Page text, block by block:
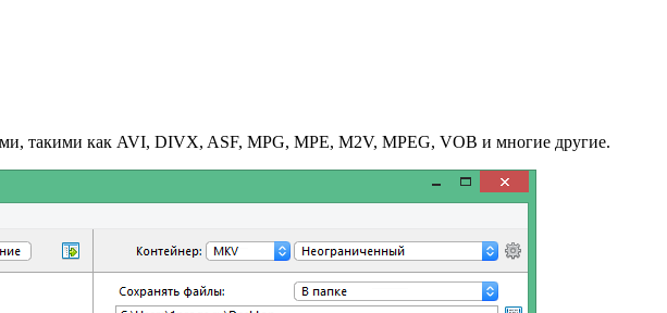
такими как AVI, DIVX, ASF, MPG, MPE, M2V, MPEG, VOB и многие другие.